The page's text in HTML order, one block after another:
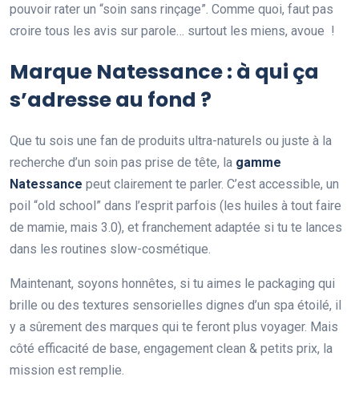
pouvoir rater un “soin sans rinçage”. Comme quoi, faut pas
croire tous les avis sur parole… surtout les miens, avoue !
Marque Natessance : à qui ça
s’adresse au fond ?
Que tu sois une fan de produits ultra-naturels ou juste à la
recherche d’un soin pas prise de tête, la gamme
Natessance peut clairement te parler. C’est accessible, un
poil “old school” dans l’esprit parfois (les huiles à tout faire
de mamie, mais 3.0), et franchement adaptée si tu te lances
dans les routines slow-cosmétique.
Maintenant, soyons honnêtes, si tu aimes le packaging qui
brille ou des textures sensorielles dignes d’un spa étoilé, il
y a sûrement des marques qui te feront plus voyager. Mais
côté efficacité de base, engagement clean & petits prix, la
mission est remplie.